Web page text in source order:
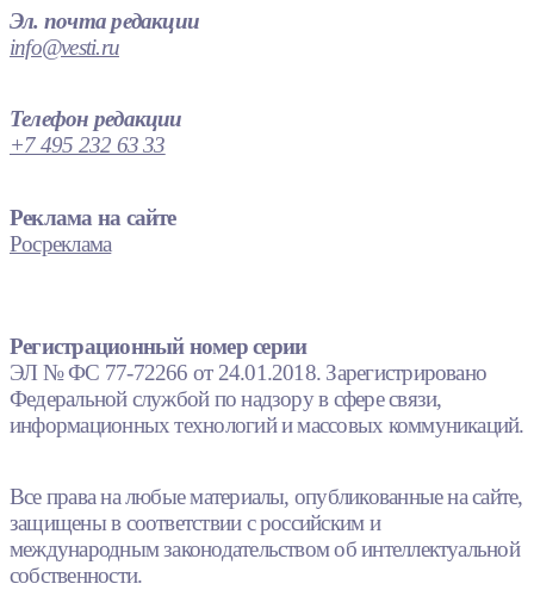
Эл. почта редакции
info@vesti.ru
Телефон редакции
+7 495 232 63 33
Реклама на сайте
Росреклама
Регистрационный номер серии
ЭЛ № ФС 77-72266 от 24.01.2018. Зарегистрировано
Федеральной службой по надзору в сфере связи,
информационных технологий и массовых коммуникаций.
Все права на любые материалы, опубликованные на сайте,
защищены в соответствии с российским и
международным законодательством об интеллектуальной
собственности.